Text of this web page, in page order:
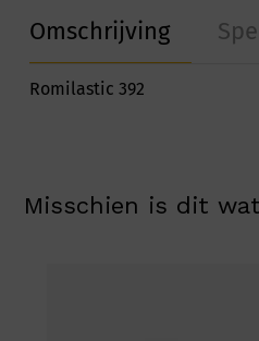
Omschrijving
Romilastic 392
Misschien is dit